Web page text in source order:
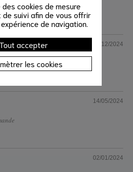
cookies de mesure
de suivi afin de vous offrir
de navigation.
Tout accepter
les cookies
16/12/2024
14/05/2024
02/01/2024